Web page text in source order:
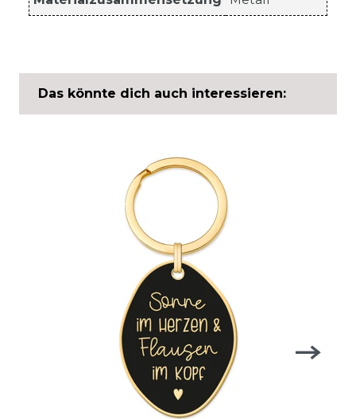
Das könnte dich auch interessieren: